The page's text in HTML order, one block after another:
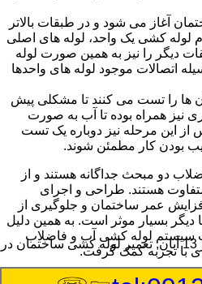
آغاز می شود و در طبقات بالاتر
لوله کشی یک واحد، لوله های اصلی
دیگر را نیز به همین صورت لوله
اتصالات موجود لوله های واحدها
آن ها را تست می کنند تا مشکلی پیش
نیز همراه بوده تا آب به صورت
از این مرحله نیز دوباره یک تست
بودن کار مطمئن شوند.
دو مبحث جداگانه هستند و از
هستند. طراحی و اجرای
عمر ساختمان و جلوگیری از
بسیار موثر است. به همین دلیل
سیستم لوله کشی آب و فاضلاب
با تجربه کمک گرفت.
لوله کشی در 13 آبان, تعمیر لوله کشی ساختمان در